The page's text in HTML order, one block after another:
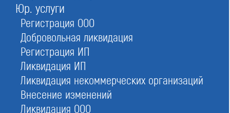
Юр. услуги
Регистрация ООО
Добровольная ликвидация
Регистрация ИП
Ликвидация ИП
Ликвидация некоммерческих организаций
Внесение изменений
Ликвидация ООО
организаций
СРО проектировщиков входит в общий список
проектно-изыскательских объединений. Реестр
ведется на основании
регламентирует:
какие сведения должны быть указаны;